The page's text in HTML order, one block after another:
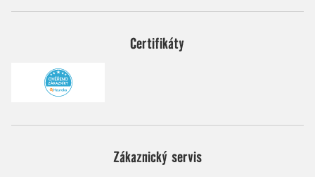
Certifikáty
Zákaznický servis